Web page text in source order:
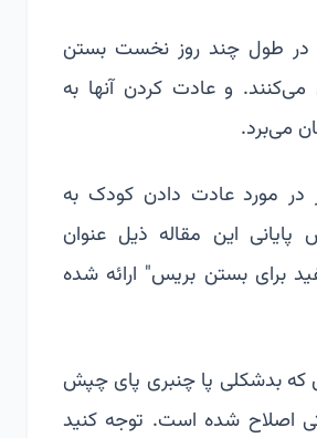
در طول چند روز نخست بستن
و عادت کردن آنها به
می‌برد.
در مورد عادت دادن کودک به
این مقاله ذیل عنوان
برای بستن بریس" ارائه شده
که بدشکلی پا چنبری پای چپش
اصلاح شده است. توجه کنید